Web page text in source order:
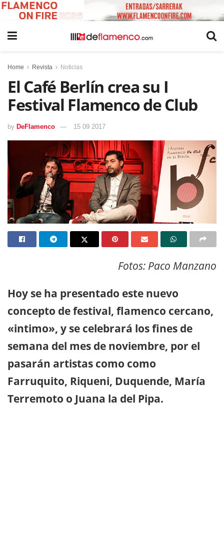
Home Revista Noticias
El Café Berlín crea su I
Festival Flamenco de Club
by DeFlamenco 15 09 2017
Fotos: Paco Manzano
Hoy se ha presentado este nuevo
concepto de festival, flamenco cercano,
«intimo», y se celebrará los fines de
semana del mes de noviembre, por el
pasarán artistas como como
Farruquito, Riqueni, Duquende, María
Terremoto o Juana la del Pipa.